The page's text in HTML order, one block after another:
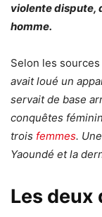
violente dispute,
homme.
Selon les
avait loué un
servait de base
conquêtes
trois femmes.
Yaoundé et la
Les deux